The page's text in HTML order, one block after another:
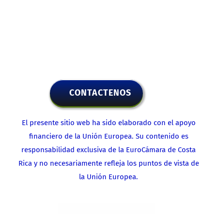
CONTACTENOS
El presente sitio web ha sido elaborado con el apoyo
financiero de la Unión Europea. Su contenido es
responsabilidad exclusiva de la EuroCámara de Costa
Rica y no necesariamente refleja los puntos de vista de
la Unión Europea.